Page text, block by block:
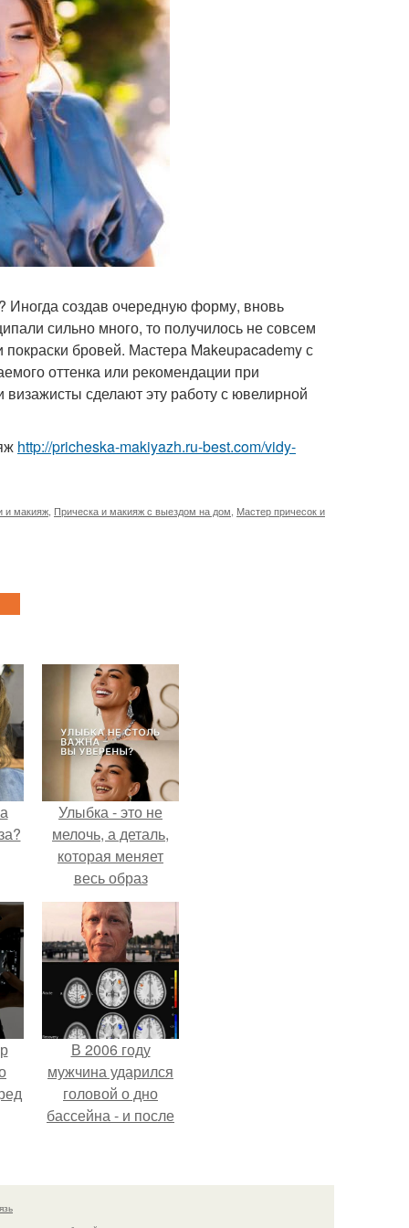
Иногда создав очередную форму, вновь
сильно много, то получилось не совсем
бровей. Мастера Makeupacademy с
оттенка или рекомендации при
сделают эту работу с ювелирной
http://pricheska-makiyazh.ru-best.com/vidy-
и макияж Прическа и макияж с выездом на дом Мастер причесок и
Улыбка - это не
мелочь, а деталь,
которая меняет
весь образ
человека.
В 2006 году
мужчина ударился
головой о дно
бассейна - и после
странным образом.